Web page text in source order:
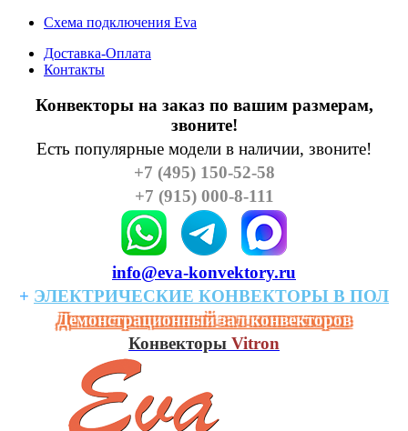
Схема подключения Eva
Доставка-Оплата
Контакты
Конвекторы на заказ по вашим размерам,
звоните!
Есть популярные модели в наличии, звоните!
+7 (495) 150-52-58
+7 (915) 000-8-111
info@eva-konvektory.ru
+ ЭЛЕКТРИЧЕСКИЕ КОHВЕКТОРЫ В ПОЛ
Демонстрационный зал конвекторов
Конвекторы Vitron